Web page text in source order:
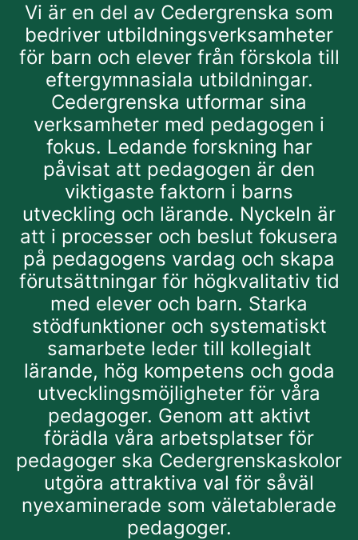
Vi är en del av Cedergrenska som
bedriver utbildningsverksamheter
för barn och elever från förskola till
eftergymnasiala utbildningar.
Cedergrenska utformar sina
verksamheter med pedagogen i
fokus. Ledande forskning har
påvisat att pedagogen är den
viktigaste faktorn i barns
utveckling och lärande. Nyckeln är
att i processer och beslut fokusera
på pedagogens vardag och skapa
förutsättningar för högkvalitativ tid
med elever och barn. Starka
stödfunktioner och systematiskt
samarbete leder till kollegialt
lärande, hög kompetens och goda
utvecklingsmöjligheter för våra
pedagoger. Genom att aktivt
förädla våra arbetsplatser för
pedagoger ska Cedergrenskaskolor
utgöra attraktiva val för såväl
nyexaminerade som väletablerade
pedagoger.